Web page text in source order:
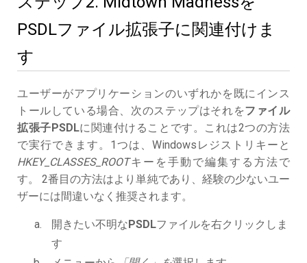
PSDLファイル拡張子に関連付けま
す
ユーザーがアプリケーションのいずれかを既にインス
トールしている場合、次のステップはそれをファイル
拡張子PSDLに関連付けることです。これは2つの方法
で実行できます。1つは、Windowsレジストリキーと
HKEY_CLASSES_ROOTキーを手動で編集する方法で
す。 2番目の方法はより単純であり、経験の少ないユー
ザーには間違いなく推奨されます。
開きたい不明なPSDLファイルを右クリックしま
す